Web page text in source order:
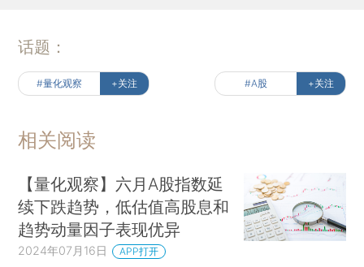
话题：
#量化观察 +关注 #A股 +关注
相关阅读
【量化观察】六月A股指数延
续下跌趋势，低估值高股息和
趋势动量因子表现优异
2024年07月16日 APP打开